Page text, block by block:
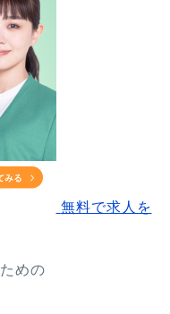
無料で求人を
めの